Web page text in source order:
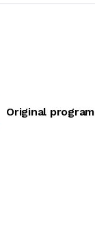
Original program